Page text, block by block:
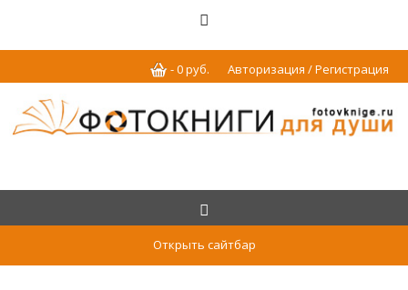
Авторизация / Регистрация
-0руб.
Открыть сайтбар